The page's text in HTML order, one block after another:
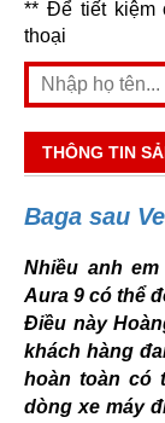
** Để tiết kiệm
thoại
THÔNG TIN
Baga sau
Nhiều anh
Aura 9 có thể
Điều này
khách hàng
hoàn toàn có
dòng xe máy